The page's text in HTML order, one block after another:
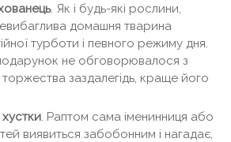
. Як і будь-які рослини,
домашня тварина
турботи і певного режиму дня.
не обговорювалося з
заздалегідь, краще його
. Раптом сама іменинниця або
виявиться забобонним і нагадає,